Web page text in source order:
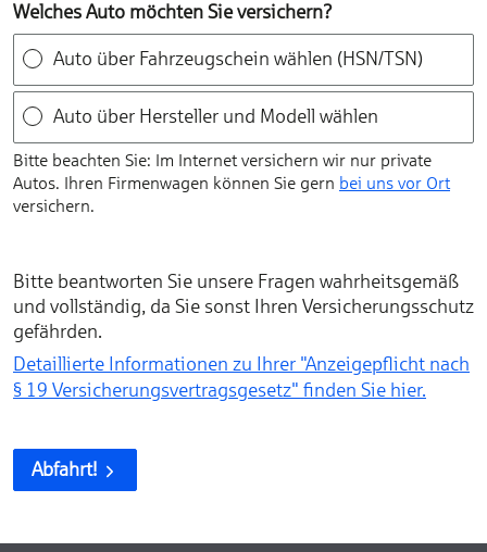
Welches Auto möchten Sie versichern?
Auto über Fahrzeugschein wählen (HSN/TSN)
Auto über Hersteller und Modell wählen
Bitte beachten Sie: Im Internet versichern wir nur private
Autos. Ihren Firmen­wagen können Sie gern bei uns vor Ort
versichern.
Bitte beantworten Sie unsere Fragen wahrheitsgemäß
und vollständig, da Sie sonst Ihren Versicherungsschutz
gefährden.
Detaillierte Informationen zu Ihrer "Anzeigepflicht nach
§ 19 Versicherungs­vertragsgesetz" finden Sie hier.
Abfahrt!